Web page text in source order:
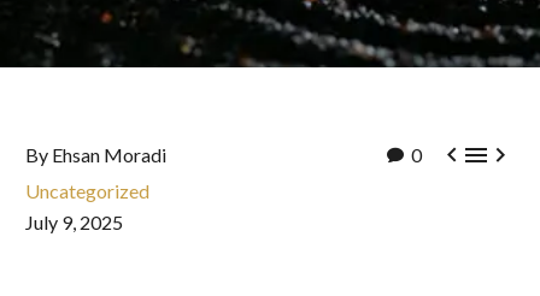
0 
By Ehsan Moradi
Uncategorized
July 9, 2025